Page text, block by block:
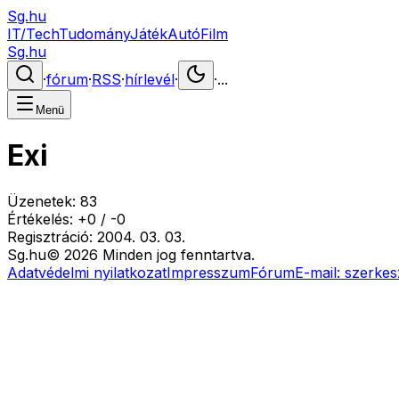
Sg.hu
IT/TechTudományJátékAutóFilm
Sg.hu
·fórum·RSS·hírlevél· ·...
Menü
Exi
Üzenetek: 83
Értékelés: +0 / -0
Regisztráció: 2004. 03. 03.
Sg.hu© 2026 Minden jog fenntartva.
Adatvédelmi nyilatkozatImpresszumFórumE-mail: